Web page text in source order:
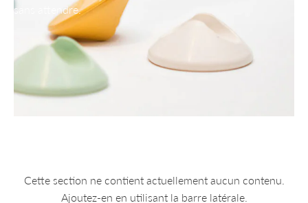
sans attendre.
Cette section ne contient actuellement aucun contenu.
Ajoutez-en en utilisant la barre latérale.